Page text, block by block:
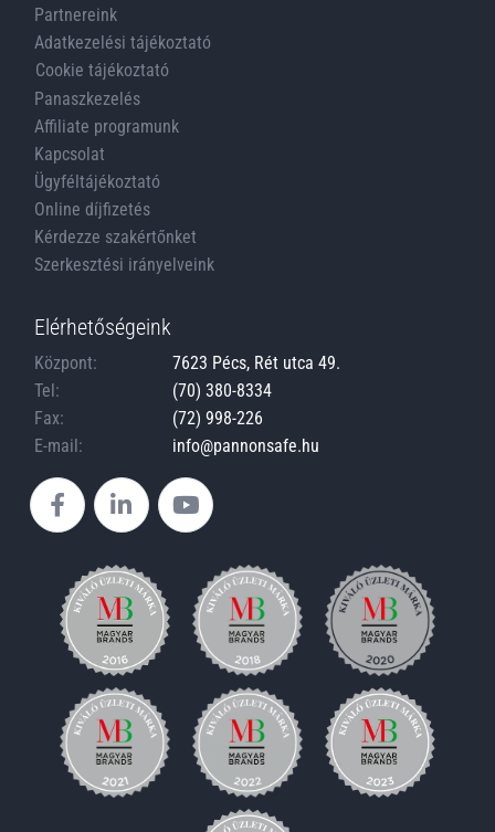
Partnereink
Adatkezelési tájékoztató
Cookie tájékoztató
Panaszkezelés
Affiliate programunk
Kapcsolat
Ügyféltájékoztató
Online díjfizetés
Kérdezze szakértőnket
Szerkesztési irányelveink
Elérhetőségeink
Központ:
7623 Pécs, Rét utca 49.
Tel:
(70) 380-8334
Fax:
(72) 998-226
E-mail:
info@pannonsafe.hu